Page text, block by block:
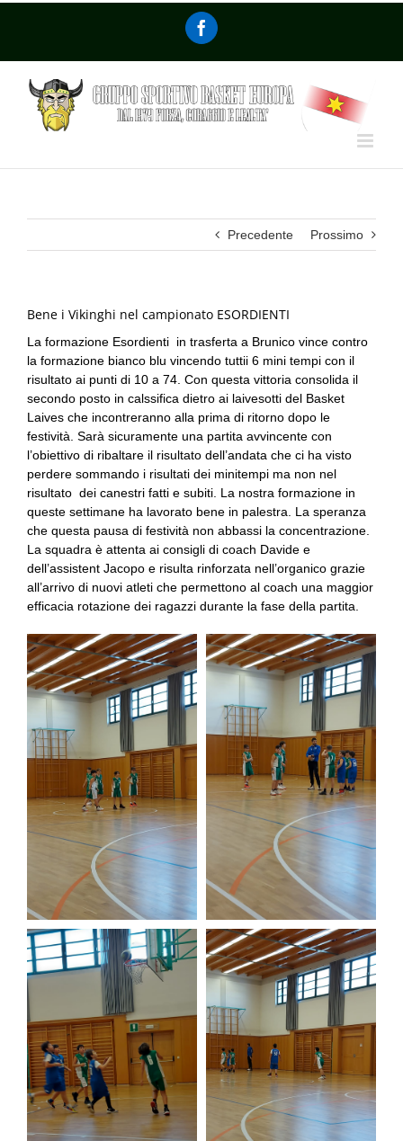
Precedente Prossimo
Bene i Vikinghi nel campionato ESORDIENTI
La formazione Esordienti in trasferta a Brunico vince contro
la formazione bianco blu vincendo tuttii 6 mini tempi con il
risultato ai punti di 10 a 74. Con questa vittoria consolida il
secondo posto in calssifica dietro ai laivesotti del Basket
Laives che incontreranno alla prima di ritorno dopo le
festività. Sarà sicuramente una partita avvincente con
l’obiettivo di ribaltare il risultato dell’andata che ci ha visto
perdere sommando i risultati dei minitempi ma non nel
risultato dei canestri fatti e subiti. La nostra formazione in
queste settimane ha lavorato bene in palestra. La speranza
che questa pausa di festività non abbassi la concentrazione.
La squadra è attenta ai consigli di coach Davide e
dell’assistent Jacopo e risulta rinforzata nell’organico grazie
all’arrivo di nuovi atleti che permettono al coach una maggior
efficacia rotazione dei ragazzi durante la fase della partita.